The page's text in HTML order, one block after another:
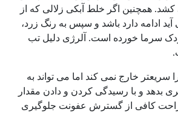
همچنین اگر خلط آبکی زلالی که از
ادامه دارد باشد و سپس به رنگ زرد،
سرما خورده است. آلرژی دلیل تب
سریعتر خارج نمی کند اما می تواند به
بدهد و با رسیدگی کردن و دادن مقدار
کافی از گسترش عفونت جلوگیری